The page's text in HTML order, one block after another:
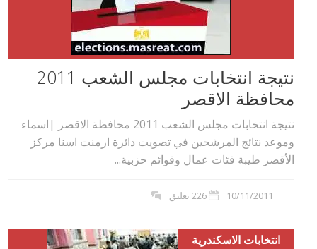
نتيجة انتخابات مجلس الشعب 2011
محافظة الاقصر
نتيجة انتخابات مجلس الشعب 2011 محافظة الاقصر |اسماء
وموعد نتائج المرشحين في تصويت دائرة ارمنت اسنا مركز
الأقصر طيبة فئات عمال وقوائم حزبية...
10/11/2011 226 تعليق
انتخابات الاسكندرية